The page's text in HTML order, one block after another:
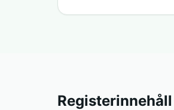
Registerinnehåll